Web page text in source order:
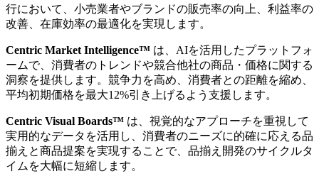
行において、小売業者やブランドの販売率の向上、利益率の
改善、在庫効率の最適化を実現します。
Centric Market Intelligence™ は、AIを活用したプラットフォ
ームで、消費者のトレンドや競合他社の商品・価格に関する
洞察を提供します。競争力を高め、消費者との距離を縮め、
平均初期価格を最大12%引き上げるよう支援します。
Centric Visual Boards™ は、視覚的なアプローチを重視して
実用的なデータを活用し、消費者のニーズに的確に応える品
揃えと商品提案を実現することで、品揃え開発のサイクルタ
イムを大幅に短縮します。